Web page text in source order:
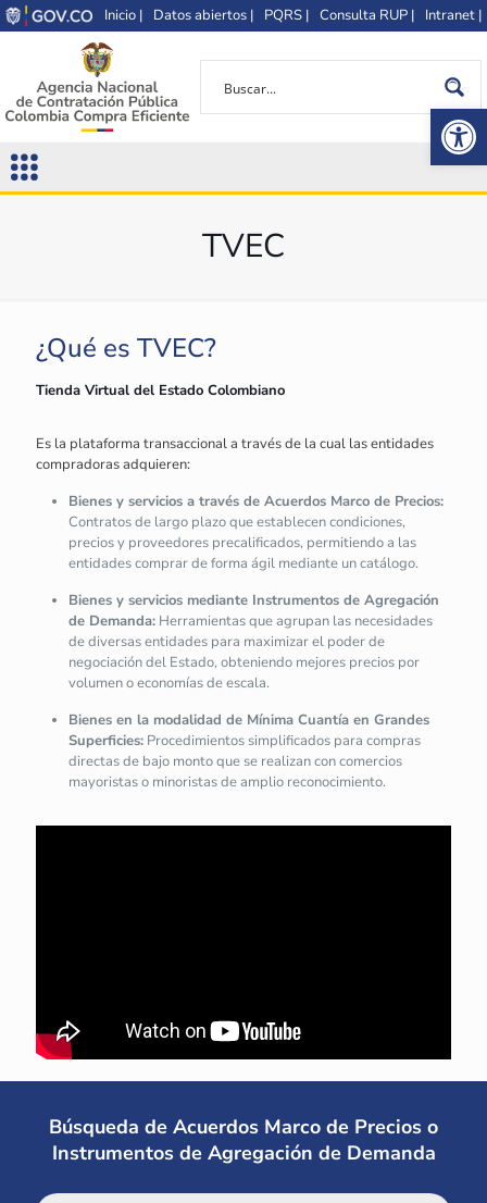
Inicio | Datos abiertos | PQRS | Consulta RUP | Intranet |
TVEC
¿Qué es TVEC?
Tienda Virtual del Estado Colombiano
Es la plataforma transaccional a través de la cual las entidades
compradoras adquieren:
Bienes y servicios a través de Acuerdos Marco de Precios:
Contratos de largo plazo que establecen condiciones,
precios y proveedores precalificados, permitiendo a las
entidades comprar de forma ágil mediante un catálogo.
Bienes y servicios mediante Instrumentos de Agregación
de Demanda: Herramientas que agrupan las necesidades
de diversas entidades para maximizar el poder de
negociación del Estado, obteniendo mejores precios por
volumen o economías de escala.
Bienes en la modalidad de Mínima Cuantía en Grandes
Superficies: Procedimientos simplificados para compras
directas de bajo monto que se realizan con comercios
mayoristas o minoristas de amplio reconocimiento.
Búsqueda de Acuerdos Marco de Precios o
Instrumentos de Agregación de Demanda